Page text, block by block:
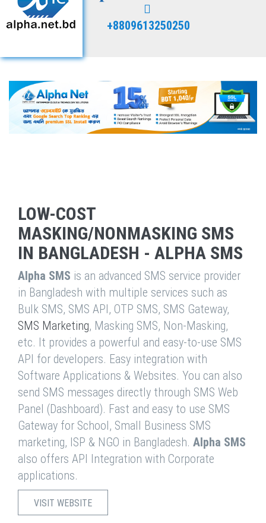
+8809613250250
LOW-COST
MASKING/NONMASKING SMS
IN BANGLADESH - ALPHA SMS
Alpha SMS is an advanced SMS service provider
in Bangladesh with multiple services such as
Bulk SMS, SMS API, OTP SMS, SMS Gateway,
SMS Marketing, Masking SMS, Non-Masking,
etc. It provides a powerful and easy-to-use SMS
API for developers. Easy integration with
Software Applications & Websites. You can also
send SMS messages directly through SMS Web
Panel (Dashboard). Fast and easy to use SMS
Gateway for School, Small Business SMS
marketing, ISP & NGO in Bangladesh. Alpha SMS
also offers API Integration with Corporate
applications.
VISIT WEBSITE